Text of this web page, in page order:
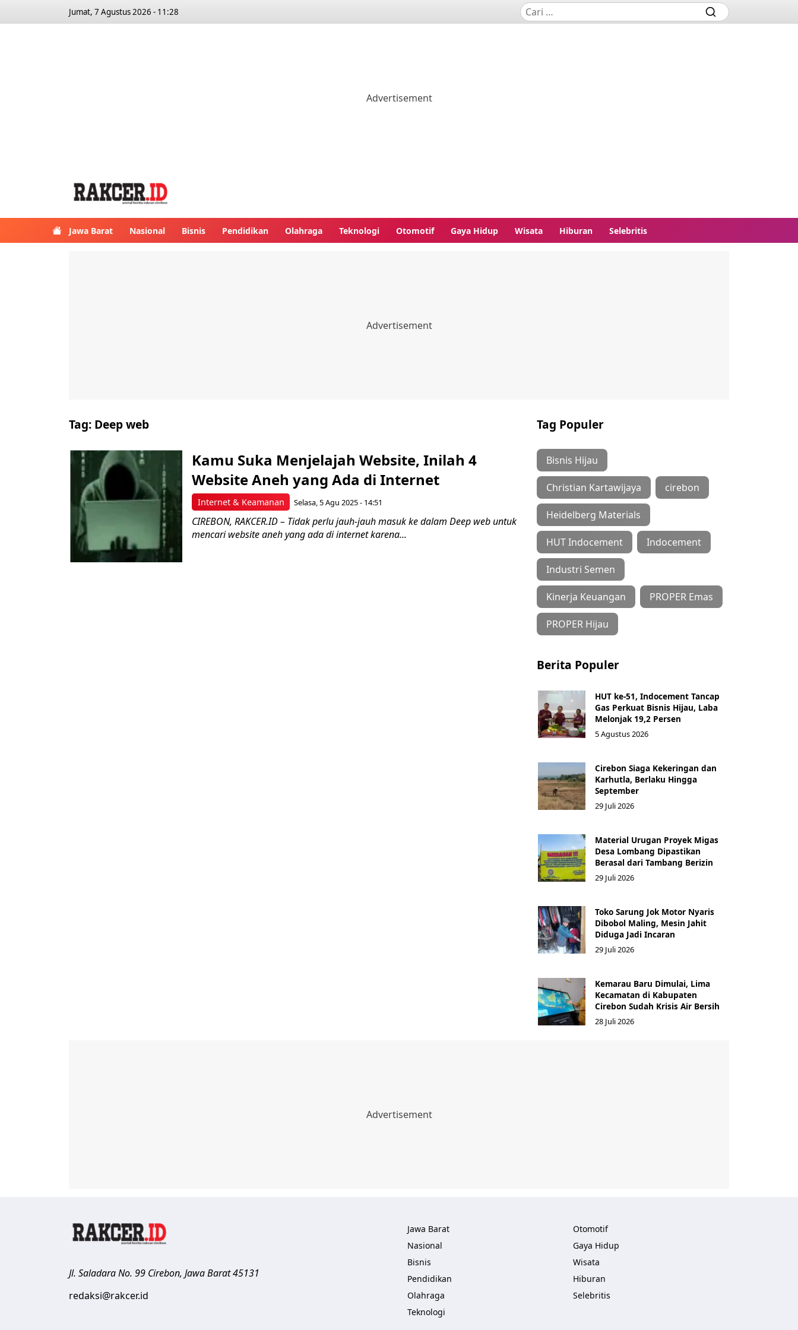
Jumat, 7 Agustus 2026 - 11:28
Jawa Barat Nasional Bisnis Pendidikan Olahraga Teknologi Otomotif Gaya Hidup Wisata Hiburan Selebritis
Tag: Deep web
Internet & Keamanan
Kamu Suka Menjelajah Website, Inilah 4
Website Aneh yang Ada di Internet
Selasa, 5 Agu 2025 - 14:51
CIREBON, RAKCER.ID – Tidak perlu jauh-jauh masuk ke dalam Deep web untuk
mencari website aneh yang ada di internet karena...
Tag Populer
Bisnis Hijau
Christian Kartawijaya cirebon
Heidelberg Materials
HUT Indocement Indocement
Industri Semen
Kinerja Keuangan PROPER Emas
PROPER Hijau
Berita Populer
HUT ke-51, Indocement Tancap
Gas Perkuat Bisnis Hijau, Laba
Melonjak 19,2 Persen
5 Agustus 2026
Cirebon Siaga Kekeringan dan
Karhutla, Berlaku Hingga
September
29 Juli 2026
Material Urugan Proyek Migas
Desa Lombang Dipastikan
Berasal dari Tambang Berizin
29 Juli 2026
Toko Sarung Jok Motor Nyaris
Dibobol Maling, Mesin Jahit
Diduga Jadi Incaran
29 Juli 2026
Kemarau Baru Dimulai, Lima
Kecamatan di Kabupaten
Cirebon Sudah Krisis Air Bersih
28 Juli 2026
Jl. Saladara No. 99 Cirebon, Jawa Barat45131
redaksi@rakcer.id
Jawa Barat
Nasional
Bisnis
Pendidikan
Olahraga
Teknologi
Otomotif
Gaya Hidup
Wisata
Hiburan
Selebritis